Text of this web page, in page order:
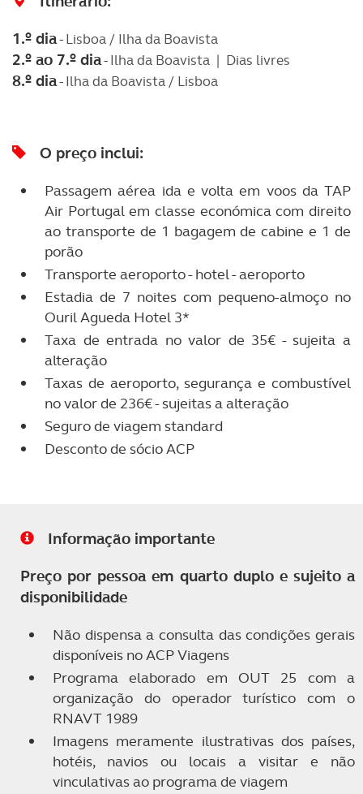
1.º dia- Lisboa / Ilha da Boavista
2.º ao 7.º dia- Ilha da Boavista | Dias livres
8.º dia- Ilha da Boavista / Lisboa
O preço inclui:
Passagem aérea ida e volta em voos da TAP
Air Portugal em classe económica com direito
ao transporte de 1 bagagem de cabine e 1 de
porão
Transporte aeroporto - hotel - aeroporto
Estadia de 7 noites com pequeno-almoço no
Ouril Agueda Hotel 3*
Taxa de entrada no valor de 35€ - sujeita a
alteração
Taxas de aeroporto, segurança e combustível
no valor de 236€ - sujeitas a alteração
Seguro de viagem standard
Desconto de sócio ACP
Informação importante
Preço por pessoa em quarto duplo e sujeito a
disponibilidade
Não dispensa a consulta das condições gerais
disponíveis no ACP Viagens
Programa elaborado em OUT 25 com a
organização do operador turístico com o
RNAVT 1989
Imagens meramente ilustrativas dos países,
hotéis, navios ou locais a visitar e não
vinculativas ao programa de viagem